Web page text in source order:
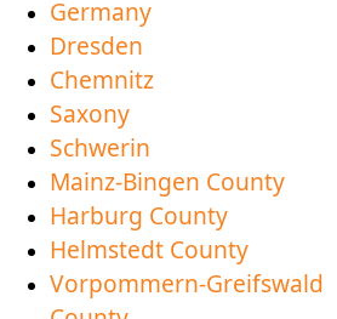
Germany
Dresden
Chemnitz
Saxony
Schwerin
Mainz-Bingen County
Harburg County
Helmstedt County
Vorpommern-Greifswald